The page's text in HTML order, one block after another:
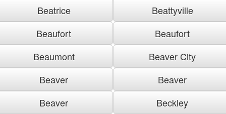
Beatrice
Beattyville
Beaufort
Beaufort
Beaumont
Beaver City
Beaver
Beaver
Beaver
Beckley